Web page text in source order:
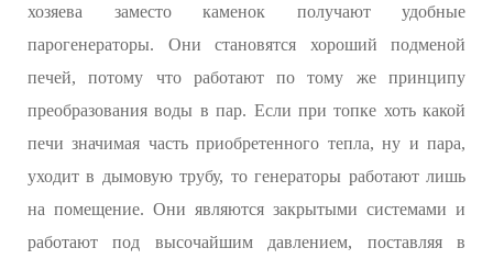
хозяева заместо каменок получают удобные
парогенераторы. Они становятся хороший подменой
печей, потому что работают по тому же принципу
преобразования воды в пар. Если при топке хоть какой
печи значимая часть приобретенного тепла, ну и пара,
уходит в дымовую трубу, то генераторы работают лишь
на помещение. Они являются закрытыми системами и
работают под высочайшим давлением, поставляя в